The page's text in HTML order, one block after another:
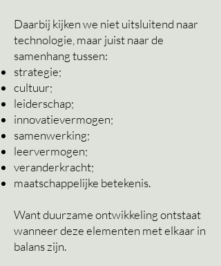
Daarbij kijken we niet uitsluitend naar
technologie, maar juist naar de
samenhang tussen:
strategie;
cultuur;
leiderschap;
innovatievermogen;
samenwerking;
leervermogen;
veranderkracht;
maatschappelijke betekenis.
Want duurzame ontwikkeling ontstaat
wanneer deze elementen met elkaar in
balans zijn.